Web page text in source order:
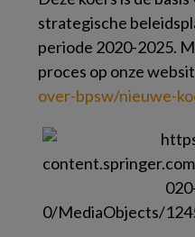
strategische
periode 2020-2025.
proces op onze
over-bpsw/​nieuwe-